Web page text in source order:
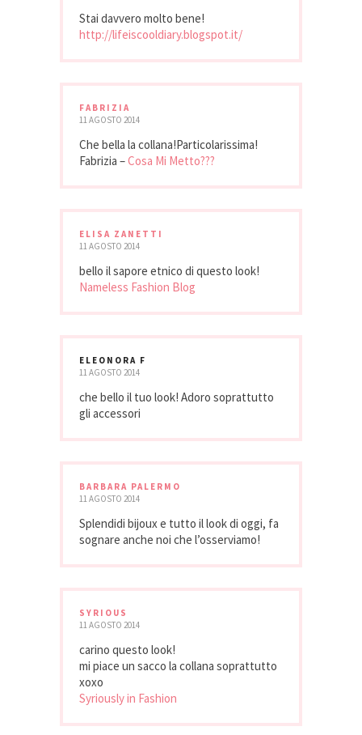
Stai davvero molto bene!
http://lifeiscooldiary.blogspot.it/
FABRIZIA
11 AGOSTO 2014
Che bella la collana!Particolarissima!
Fabrizia –Cosa Mi Metto???
ELISA ZANETTI
11 AGOSTO 2014
bello il sapore etnico di questo look!
Nameless Fashion Blog
ELEONORA F
11 AGOSTO 2014
che bello il tuo look! Adoro soprattutto
gli accessori
BARBARA PALERMO
11 AGOSTO 2014
Splendidi bijoux e tutto il look di oggi, fa
sognare anche noi che l’osserviamo!
SYRIOUS
11 AGOSTO 2014
carino questo look!
mi piace un sacco la collana soprattutto
xoxo
Syriously in Fashion